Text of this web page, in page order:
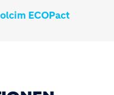
ECOPact